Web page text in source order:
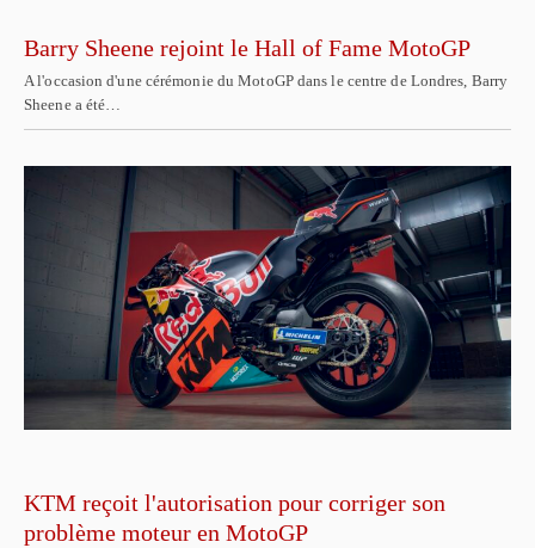
Barry Sheene rejoint le Hall of Fame MotoGP
A l'occasion d'une cérémonie du MotoGP dans le centre de Londres, Barry
Sheene a été…
KTM reçoit l'autorisation pour corriger son
problème moteur en MotoGP